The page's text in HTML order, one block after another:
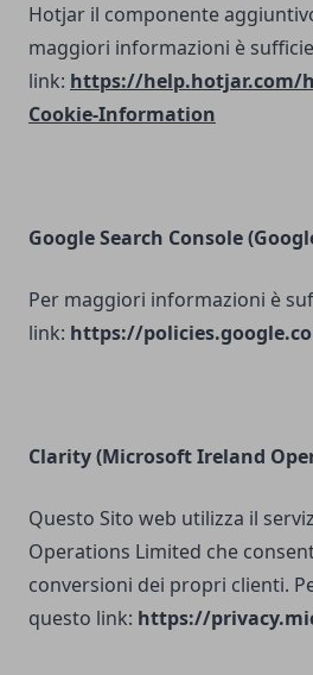
Hotjar il componente
maggiori informazioni è
link: https://help.hotjar.com/
Cookie-Information
Google Search Console
Per maggiori informazioni è
link: https://
Clarity (Microsoft Ireland
Questo Sito web utilizza il
Operations Limited che
conversioni dei propri clienti.
questo link: https://